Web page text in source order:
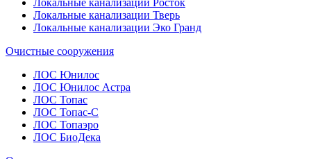
Локальные канализации Росток
Локальные канализации Тверь
Локальные канализации Эко Гранд
Очистные сооружения
ЛОС Юнилос
ЛОС Юнилос Астра
ЛОС Топас
ЛОС Топас-С
ЛОС Топаэро
ЛОС БиоДека